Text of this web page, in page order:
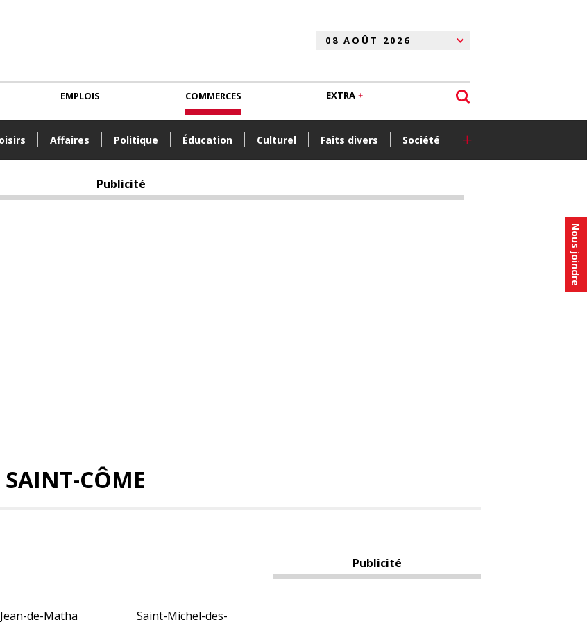
Nous joindre
Affaires Politique Éducation Culturel Faits divers Société +
EMPLOIS COMMERCES EXTRA
Publicité
SAINT-CÔME
de-Matha
Saint-Michel-des-
Publicité